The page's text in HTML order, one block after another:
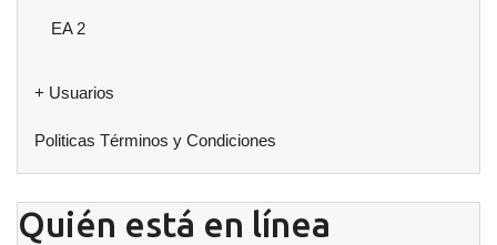
EA 2
+ Usuarios
Politicas Términos y Condiciones
Quién está en línea